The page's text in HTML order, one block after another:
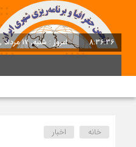
8:36:36 امروز : شنبه, ۱۷ مرداد , ۱۴۰۵
خانه اخبار